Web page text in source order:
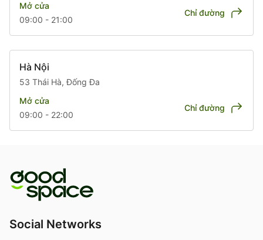
Mở cửa
09:00 - 21:00
Chỉ đường
Hà Nội
53 Thái Hà, Đống Đa
Mở cửa
09:00 - 22:00
Chỉ đường
Social Networks